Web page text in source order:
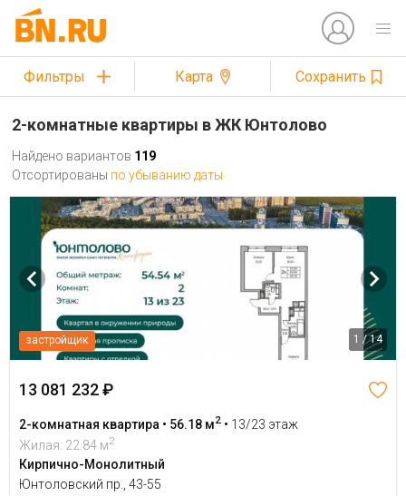
Фильтры Карта Сохранить
2-комнатные квартиры в ЖК Юнтолово
Найдено вариантов 119
Отсортированы по убыванию даты
застройщик 1 / 14
13 081 232 ₽
2-комнатная квартира • 56.18 м2 • 13/23 этаж
Жилая: 22.84 м2
Кирпично-Монолитный
Юнтоловский пр., 43-55